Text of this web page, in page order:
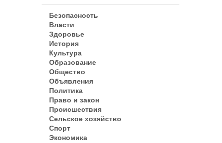
Безопасность
Власти
Здоровье
История
Культура
Образование
Общество
Объявления
Политика
Право и закон
Происшествия
Сельское хозяйство
Спорт
Экономика